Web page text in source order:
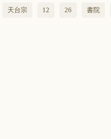
天台宗 12 26 書院